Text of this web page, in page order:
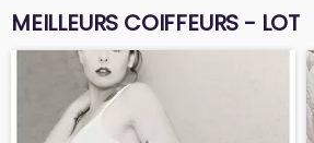
MEILLEURS COIFFEURS - LOT